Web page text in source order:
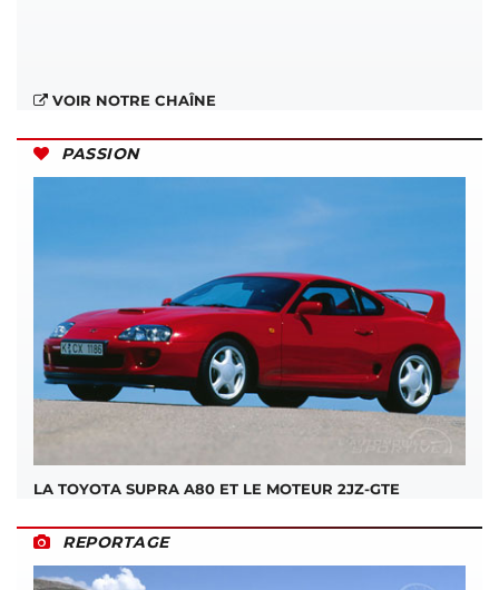
VOIR NOTRE CHAÎNE
PASSION
LA TOYOTA SUPRA A80 ET LE MOTEUR 2JZ-GTE
REPORTAGE